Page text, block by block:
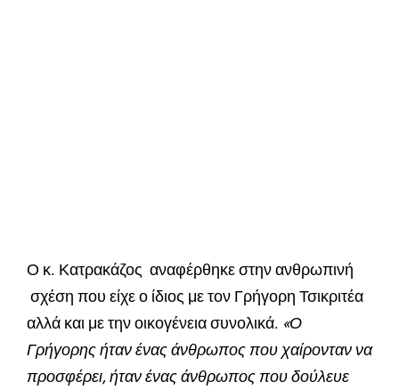
Ο κ. Κατρακάζος αναφέρθηκε στην ανθρωπινή
σχέση που είχε ο ίδιος με τον Γρήγορη Τσικριτέα
αλλά και με την οικογένεια συνολικά. «Ο
Γρήγορης ήταν ένας άνθρωπος που χαίρονταν να
προσφέρει, ήταν ένας άνθρωπος που δούλευε